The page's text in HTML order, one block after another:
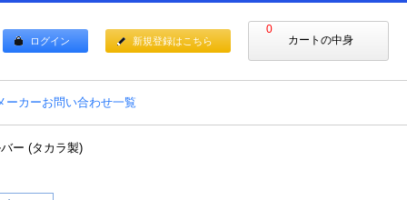
0
カートの中身
ログイン 新規登録はこちら
ーカーお問い合わせ一覧
ー (タカラ製)